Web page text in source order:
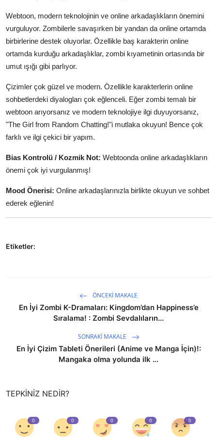
Webtoon, modern teknolojinin ve online arkadaşlıkların önemini
vurguluyor. Zombilerle savaşırken bir yandan da online ortamda
birbirlerine destek oluyorlar. Özellikle baş karakterin online
ortamda kurduğu arkadaşlıklar, zombi kıyametinin ortasında bir
umut ışığı gibi parlıyor.
Çizimler çok güzel ve modern. Özellikle karakterlerin online
sohbetlerdeki diyalogları çok eğlenceli. Eğer zombi temalı bir
webtoon arıyorsanız ve modern teknolojiye ilgi duyuyorsanız,
"The Girl from Random Chatting!"i mutlaka okuyun! Bence çok
farklı ve ilgi çekici bir yapım.
Bias Kontrolü / Kozmik Not: Webtoonda online arkadaşlıkların
önemi çok iyi vurgulanmış!
Mood Önerisi: Online arkadaşlarınızla birlikte okuyun ve sohbet
ederek eğlenin!
Etiketler:
ÖNCEKI MAKALE
En İyi Zombi K-Dramaları: Kingdom’dan Happiness’e
Sıralama! : Zombi Sevdalıların...
SONRAKI MAKALE
En İyi Çizim Tableti Önerileri (Anime ve Manga İçin)!:
Mangaka olma yolunda ilk ...
TEPKINIZ NEDIR?
0 0 0 0 0